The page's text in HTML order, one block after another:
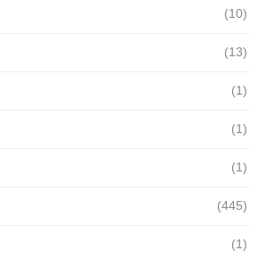
(10)
(13)
(1)
(1)
(1)
(445)
(1)